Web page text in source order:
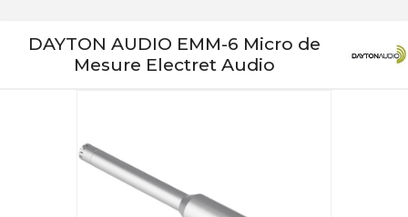
DAYTON AUDIO EMM-6 Micro de
Mesure Electret Audio